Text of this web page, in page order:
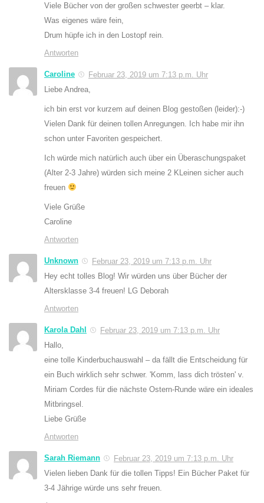
Viele Bücher von der großen schwester geerbt – klar.
Was eigenes wäre fein,
Drum hüpfe ich in den Lostopf rein.
Antworten
Caroline
Februar 23, 2019 um 7:13 p.m. Uhr
Liebe Andrea,
ich bin erst vor kurzem auf deinen Blog gestoßen (leider):-)
Vielen Dank für deinen tollen Anregungen. Ich habe mir ihn
schon unter Favoriten gespeichert.
Ich würde mich natürlich auch über ein Überaschungspaket
(Alter 2-3 Jahre) würden sich meine 2 KLeinen sicher auch
freuen
Viele Grüße
Caroline
Antworten
Unknown
Februar 23, 2019 um 7:13 p.m. Uhr
Hey echt tolles Blog! Wir würden uns über Bücher der
Altersklasse 3-4 freuen! LG Deborah
Antworten
Karola Dahl
Februar 23, 2019 um 7:13 p.m. Uhr
Hallo,
eine tolle Kinderbuchauswahl – da fällt die Entscheidung für
ein Buch wirklich sehr schwer. 'Komm, lass dich trösten' v.
Miriam Cordes für die nächste Ostern-Runde wäre ein ideales
Mitbringsel.
Liebe Grüße
Antworten
Sarah Riemann
Februar 23, 2019 um 7:13 p.m. Uhr
Vielen lieben Dank für die tollen Tipps! Ein Bücher Paket für
3-4 Jährige würde uns sehr freuen.